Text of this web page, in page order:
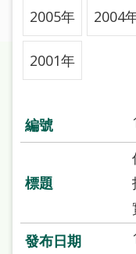
常
見
問
答
加
入
站
2005年 2004
2001年